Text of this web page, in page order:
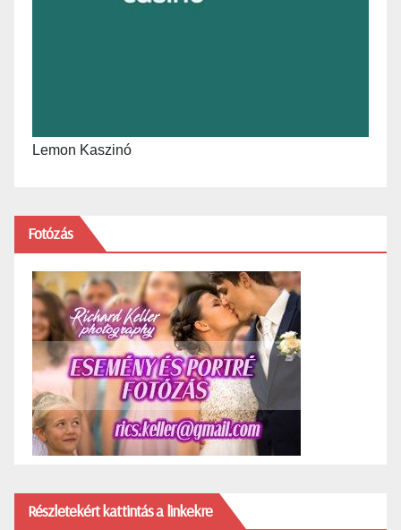
Lemon Kaszinó
Fotózás
Részletekért kattintás a linkekre